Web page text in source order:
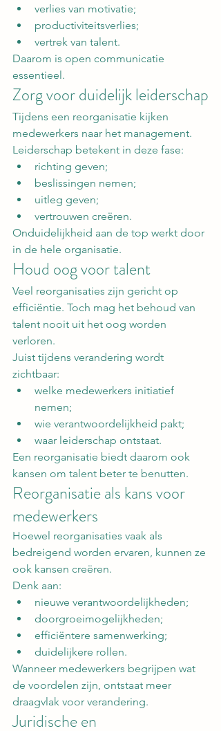
verlies van motivatie;
productiviteitsverlies;
vertrek van talent.
Daarom is open communicatie
essentieel.
Zorg voor duidelijk leiderschap
Tijdens een reorganisatie kijken
medewerkers naar het management.
Leiderschap betekent in deze fase:
richting geven;
beslissingen nemen;
uitleg geven;
vertrouwen creëren.
Onduidelijkheid aan de top werkt door
in de hele organisatie.
Houd oog voor talent
Veel reorganisaties zijn gericht op
efficiëntie. Toch mag het behoud van
talent nooit uit het oog worden
verloren.
Juist tijdens verandering wordt
zichtbaar:
welke medewerkers initiatief
nemen;
wie verantwoordelijkheid pakt;
waar leiderschap ontstaat.
Een reorganisatie biedt daarom ook
kansen om talent beter te benutten.
Reorganisatie als kans voor
medewerkers
Hoewel reorganisaties vaak als
bedreigend worden ervaren, kunnen ze
ook kansen creëren.
Denk aan:
nieuwe verantwoordelijkheden;
doorgroeimogelijkheden;
efficiëntere samenwerking;
duidelijkere rollen.
Wanneer medewerkers begrijpen wat
de voordelen zijn, ontstaat meer
draagvlak voor verandering.
Juridische en